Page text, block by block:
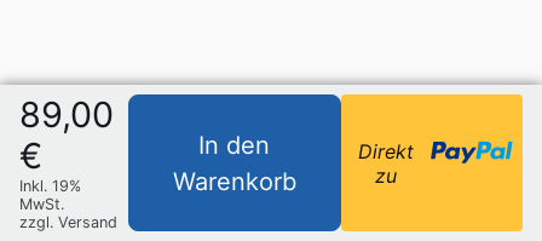
89,00
€
Inkl. 19%
MwSt.
zzgl. Versand
In den
Warenkorb
Direkt
zu